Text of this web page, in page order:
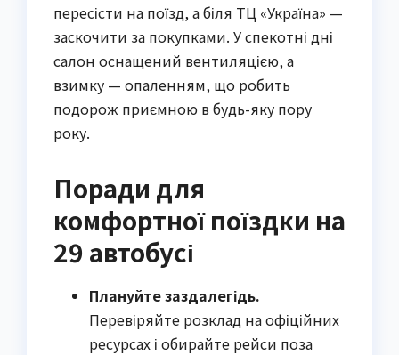
пересісти на поїзд, а біля ТЦ «Україна» —
заскочити за покупками. У спекотні дні
салон оснащений вентиляцією, а
взимку — опаленням, що робить
подорож приємною в будь-яку пору
року.
Поради для
комфортної поїздки на
29 автобусі
Плануйте заздалегідь.
Перевіряйте розклад на офіційних
ресурсах і обирайте рейси поза